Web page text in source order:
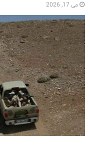
می 17, 2026